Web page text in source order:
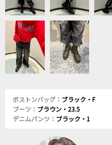
ボストンバッグ： ブラック・F
ブーツ： ブラウン・23.5
デニムパンツ： ブラック・1